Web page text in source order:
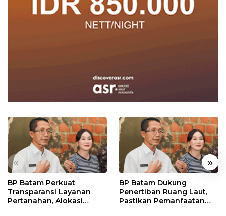
« »
BP Batam Perkuat
Transparansi Layanan
Pertanahan, Alokasi
BP Batam Dukung
Penertiban Ruang Laut,
Pastikan Pemanfaatan